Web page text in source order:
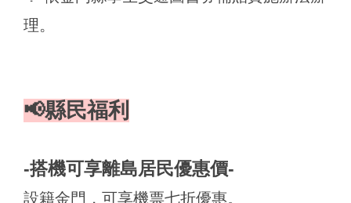
理。
📢縣民福利
-搭機可享離島居民優惠價-
設籍金門，可享機票七折優惠。